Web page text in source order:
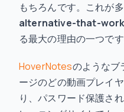
もちろんです。これが
alternative-that-
る最大の理由の一つです
HoverNotesのようなブ
ージのどの動画プレイ
り、パスワード保護さ